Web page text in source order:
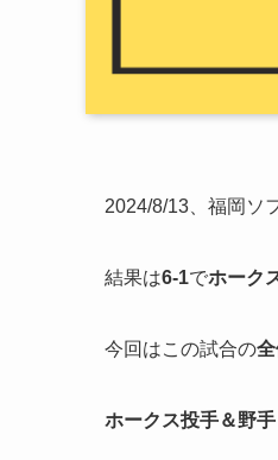
2024/8/13、福岡ソ
結果は6-1でホーク
今回はこの試合の
ホークス投手＆野手